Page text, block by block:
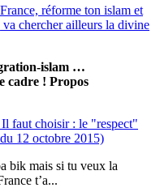
réforme ton islam et
chercher ailleurs la divine
islam …
cadre ! Propos
faut choisir : le "respect"
12 octobre 2015)
bik mais si tu veux la
t’a...